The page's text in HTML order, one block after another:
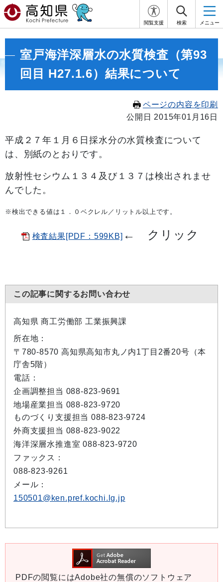
閲覧支援 検索 メニュー
室戸海洋深層水の水質検査（第93
回目 H27.1.6）結果について
ページの内容を印刷
公開日 2015年01月16日
平成２７年１ 月６日採水分の水質検査について
は、別紙のとおりです。
放射性セシウム１３４及び１３７は検出されませ
んでした。
※検出できる値は１．０ベクレル／リットル以上です。
検査結果[PDF：599KB] ← クリック
この記事に関するお問い合わせ
高知県 商工労働部 工業振興課
所在地：
〒780-8570 高知県高知市丸ノ内1丁目2番20号（本
庁舎5階）
電話：
企画調整担当 088-823-9691
地場産業担当 088-823-9720
ものづくり支援担当 088-823-9724
外商支援担当 088-823-9022
海洋深層水推進室 088-823-9720
ファックス：
088-823-9261
メール：
150501@ken.pref.kochi.lg.jp
PDFの閲覧にはAdobe社の無償のソフトウェア